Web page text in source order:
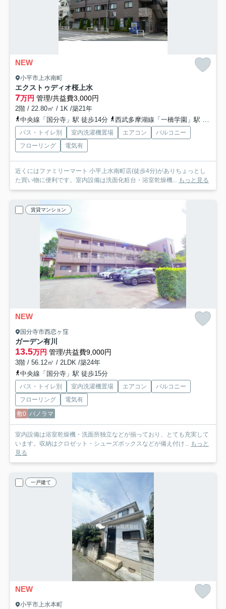
NEW
小平市上水南町
エクストゥディオ桜上水
7万円 管理/共益費3,000円
2階 / 22.80㎡ / 1K /築21年
中央線「国分寺」駅 徒歩14分
西武多摩湖線「一橋学園」駅 徒歩20分
バス・トイレ別 室内洗濯機置場 エアコン
バルコニー
フローリング
電気有
近くにはファミリーマート 小平上水南町店(徒歩4分)がありちょっとし
た買い物に便利です。室内設備は洗面化粧台・浴室乾燥機... もっと見る
賃貸マンション
NEW
国分寺市西恋ヶ窪
ガーデン有川
13.5万円 管理/共益費9,000円
3階 / 56.12㎡ / 2LDK /築24年
中央線「国分寺」駅 徒歩15分
バス・トイレ別 室内洗濯機置場 エアコン
バルコニー
フローリング
電気有
敷0 パノラマ
室内設備は浴室乾燥機・洗面所独立などが揃っており、とても充実して
います。収納はクロゼット・シューズボックスなどが備え付け... もっと
見る
一戸建て
NEW
小平市上水本町